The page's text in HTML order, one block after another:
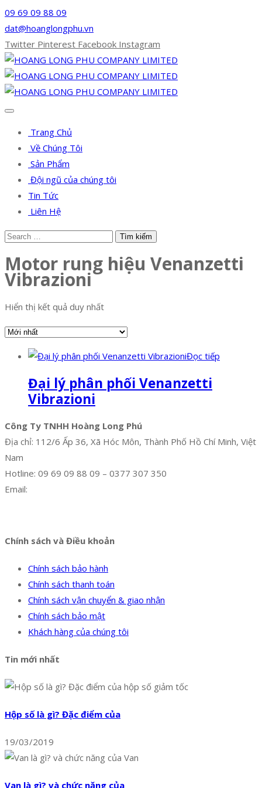
09 69 09 88 09
dat@hoanglongphu.vn
Twitter Pinterest Facebook Instagram
Trang Chủ
Về Chúng Tôi
Sản Phẩm
Đội ngũ của chúng tôi
Tin Tức
Liên Hệ
Motor rung hiệu Venanzetti
Vibrazioni
Hiển thị kết quả duy nhất
Đọc tiếp
Đại lý phân phối Venanzetti
Vibrazioni
Công Ty TNHH Hoàng Long Phú
Địa chỉ: 112/6 Ấp 36, Xã Hóc Môn, Thành Phố Hồ Chí Minh, Việt
Nam
Hotline: 09 69 09 88 09 – 0377 307 350
Email:
Chính sách và Điều khoản
Chính sách bảo hành
Chính sách thanh toán
Chính sách vận chuyển & giao nhận
Chính sách bảo mật
Khách hàng của chúng tôi
Tin mới nhất
Hộp số là gì? Đặc điểm của
19/03/2019
Van là gì? và chức năng của